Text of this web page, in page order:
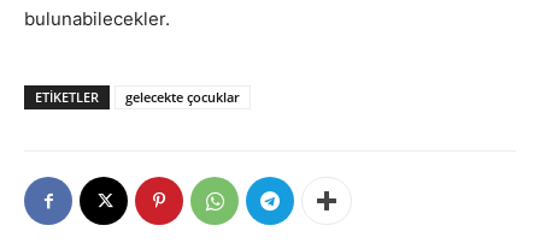
bulunabilecekler.
ETIKETLER gelecekte çocuklar